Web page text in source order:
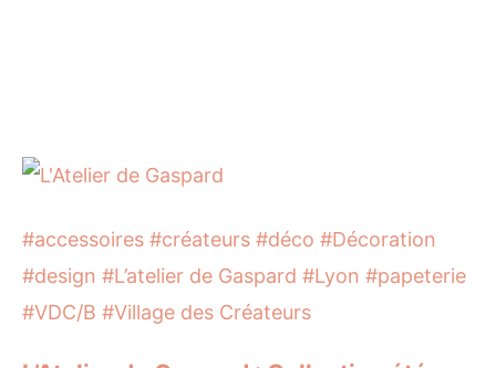
#accessoires #créateurs #déco #Décoration
#design #L’atelier de Gaspard #Lyon #papeterie
#VDC/B #Village des Créateurs